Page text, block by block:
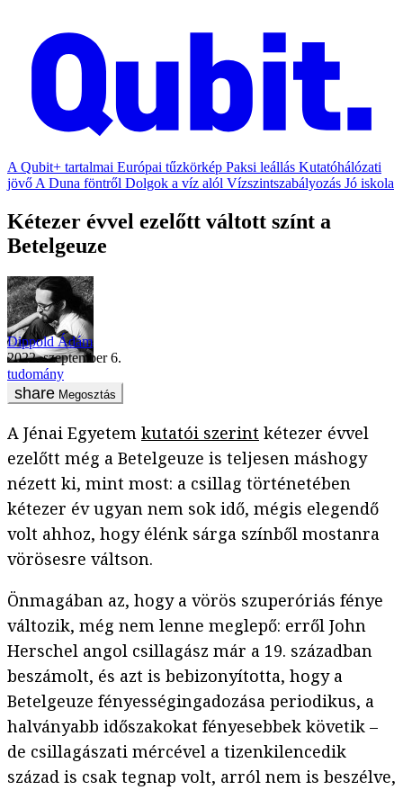
A Qubit+ tartalmai Európai tűzkörkép Paksi leállás Kutatóhálózati
jövő A Duna föntről Dolgok a víz alól Vízszintszabályozás Jó iskola
Kétezer évvel ezelőtt váltott színt a
Betelgeuze
Dippold Ádám
2022. szeptember 6.
tudomány
Megosztás
A Jénai Egyetem kutatói szerint kétezer évvel
ezelőtt még a Betelgeuze is teljesen máshogy
nézett ki, mint most: a csillag történetében
kétezer év ugyan nem sok idő, mégis elegendő
volt ahhoz, hogy élénk sárga színből mostanra
vörösesre váltson.
Önmagában az, hogy a vörös szuperóriás fénye
változik, még nem lenne meglepő: erről John
Herschel angol csillagász már a 19. században
beszámolt, és azt is bebizonyította, hogy a
Betelgeuze fényességingadozása periodikus, a
halványabb időszakokat fényesebbek követik –
de csillagászati mércével a tizenkilencedik
század is csak tegnap volt, arról nem is beszélve,